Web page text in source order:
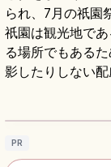
られ、7月の祇園
祇園は観光地で
る場所でもある
影したりしない配
八坂神社の見
PR